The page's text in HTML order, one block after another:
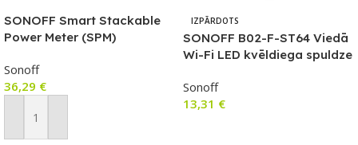
SONOFF Smart Stackable
Power Meter (SPM)
Sonoff
36,29 €
Pievienot Grozam
IZPĀRDOTS
SONOFF B02-F-ST64 Viedā
Wi-Fi LED kvēldiega spuldze
Sonoff
13,31 €